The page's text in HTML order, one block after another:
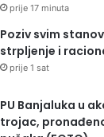
prije 17 minuta
Poziv svim
strpljenje i
prije 1 sat
PU Banjaluka u
trojac,